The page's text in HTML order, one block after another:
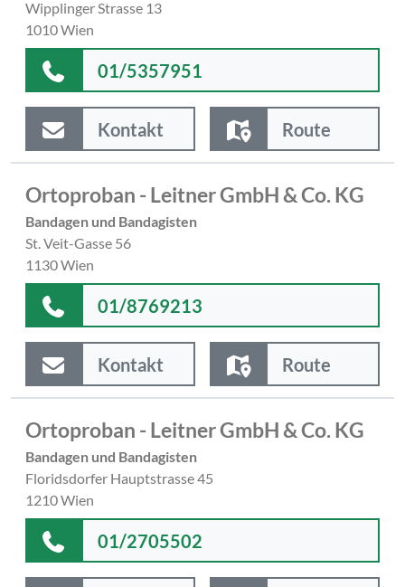
Wipplinger Strasse 13
1010 Wien
01/5357951
Kontakt Route
Ortoproban - Leitner GmbH & Co. KG
Bandagen und Bandagisten
St. Veit-Gasse 56
1130 Wien
01/8769213
Kontakt Route
Ortoproban - Leitner GmbH & Co. KG
Bandagen und Bandagisten
Floridsdorfer Hauptstrasse 45
1210 Wien
01/2705502